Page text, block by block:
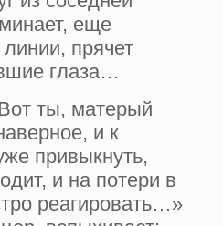
еще
прячет
глаза…
ты, матерый
и к
привыкнуть,
и на потери в
реагировать…»